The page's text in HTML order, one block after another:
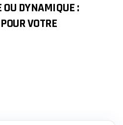
DYNAMIQUE :
VOTRE